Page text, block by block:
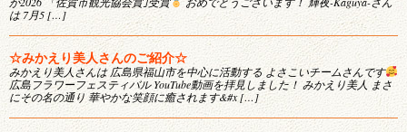
は 7月5 […]
☆みかえり美人さんのご紹介☆
みかえり美人さんは 広島県福山市を中心に活動する よさこいチームさんです
広島フラワーフェスティバル YouTube動画を拝見しました！ みかえり美人 まさ
にその名の通り 華やかな笑顔に癒されます&#x […]